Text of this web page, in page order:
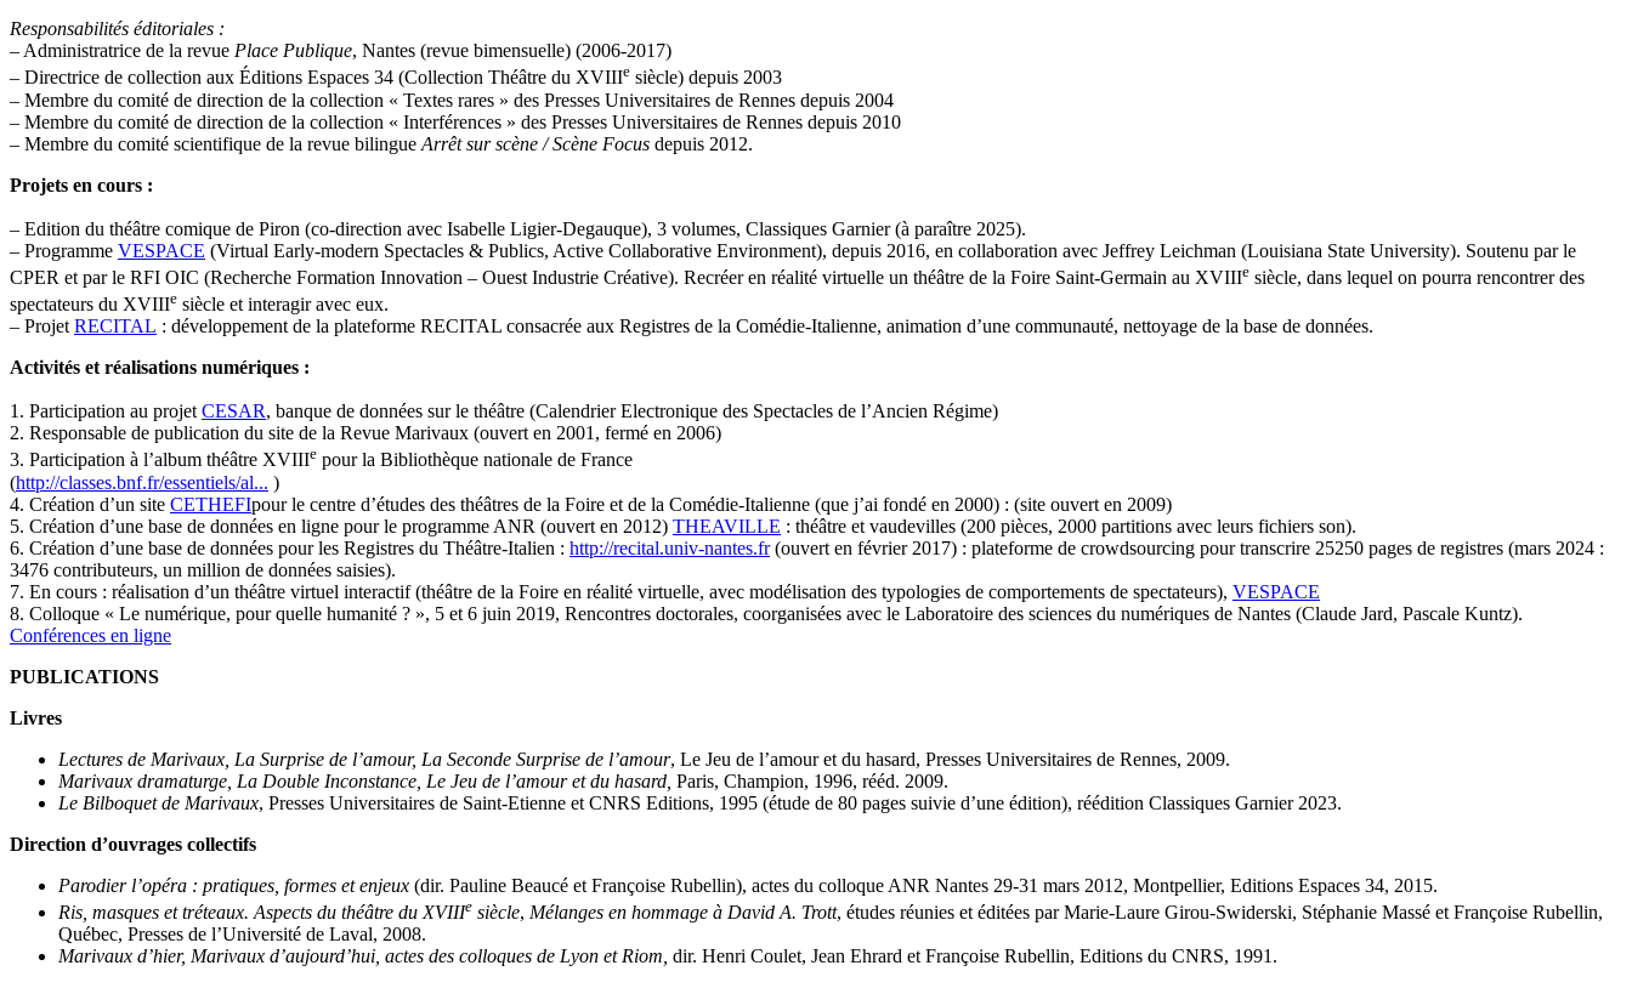
Responsabilités éditoriales :
– Administratrice de la revue Place Publique, Nantes (revue bimensuelle) (2006-2017)
– Directrice de collection aux Éditions Espaces 34 (Collection Théâtre du XVIIIe siècle) depuis 2003
– Membre du comité de direction de la collection « Textes rares » des Presses Universitaires de Rennes depuis 2004
– Membre du comité de direction de la collection « Interférences » des Presses Universitaires de Rennes depuis 2010
– Membre du comité scientifique de la revue bilingue Arrêt sur scène / Scène Focus depuis 2012.
Projets en cours :
– Edition du théâtre comique de Piron (co-direction avec Isabelle Ligier-Degauque), 3 volumes, Classiques Garnier (à paraître 2025).
– Programme VESPACE (Virtual Early-modern Spectacles & Publics, Active Collaborative Environment), depuis 2016, en collaboration avec Jeffrey Leichman (Louisiana State University). Soutenu par le
CPER et par le RFI OIC (Recherche Formation Innovation – Ouest Industrie Créative). Recréer en réalité virtuelle un théâtre de la Foire Saint-Germain au XVIIIe siècle, dans lequel on pourra rencontrer des
spectateurs du XVIIIe siècle et interagir avec eux.
– Projet RECITAL : développement de la plateforme RECITAL consacrée aux Registres de la Comédie-Italienne, animation d’une communauté, nettoyage de la base de données.
Activités et réalisations numériques :
1. Participation au projet CESAR, banque de données sur le théâtre (Calendrier Electronique des Spectacles de l’Ancien Régime)
2. Responsable de publication du site de la Revue Marivaux (ouvert en 2001, fermé en 2006)
3. Participation à l’album théâtre XVIIIe pour la Bibliothèque nationale de France
(http://classes.bnf.fr/essentiels/al... )
4. Création d’un site CETHEFIpour le centre d’études des théâtres de la Foire et de la Comédie-Italienne (que j’ai fondé en 2000) : (site ouvert en 2009)
5. Création d’une base de données en ligne pour le programme ANR (ouvert en 2012) THEAVILLE : théâtre et vaudevilles (200 pièces, 2000 partitions avec leurs fichiers son).
6. Création d’une base de données pour les Registres du Théâtre-Italien : http://recital.univ-nantes.fr(ouvert en février 2017) : plateforme de crowdsourcing pour transcrire 25250 pages de registres (mars 2024 :
3476 contributeurs, un million de données saisies).
7. En cours : réalisation d’un théâtre virtuel interactif (théâtre de la Foire en réalité virtuelle, avec modélisation des typologies de comportements de spectateurs), VESPACE
8. Colloque « Le numérique, pour quelle humanité ? », 5 et 6 juin 2019, Rencontres doctorales, coorganisées avec le Laboratoire des sciences du numériques de Nantes (Claude Jard, Pascale Kuntz).
Conférences en ligne
PUBLICATIONS
Livres
Lectures de Marivaux, La Surprise de l’amour, La Seconde Surprise de l’amour, Le Jeu de l’amour et du hasard, Presses Universitaires de Rennes, 2009.
Marivaux dramaturge, La Double Inconstance, Le Jeu de l’amour et du hasard, Paris, Champion, 1996, rééd. 2009.
Le Bilboquet de Marivaux, Presses Universitaires de Saint-Etienne et CNRS Editions, 1995 (étude de 80 pages suivie d’une édition), réédition Classiques Garnier 2023.
Direction d’ouvrages collectifs
Parodier l’opéra : pratiques, formes et enjeux (dir. Pauline Beaucé et Françoise Rubellin), actes du colloque ANR Nantes 29-31 mars 2012, Montpellier, Editions Espaces 34, 2015.
Ris, masques et tréteaux. Aspects du théâtre du XVIIIe siècle, Mélanges en hommage à David A. Trott, études réunies et éditées par Marie-Laure Girou-Swiderski, Stéphanie Massé et Françoise Rubellin,
Québec, Presses de l’Université de Laval, 2008.
Marivaux d’hier, Marivaux d’aujourd’hui, actes des colloques de Lyon et Riom, dir. Henri Coulet, Jean Ehrard et Françoise Rubellin, Editions du CNRS, 1991.